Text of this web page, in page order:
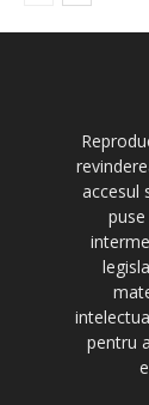
accesul
pentru